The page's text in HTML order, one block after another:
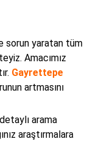
sorun yaratan tüm
Amacımız
Gayrettepe
artmasını
arama
araştırmalara